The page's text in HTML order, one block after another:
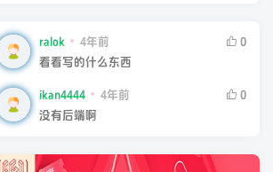
ralok 4年前
0
看看写的什么东西
ikan4444 4年前
0
没有后端啊